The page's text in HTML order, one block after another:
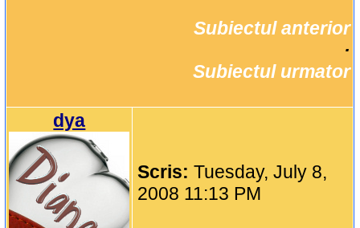
Subiectul anterior
Subiectul urmator
dya
Scris:Tuesday, July 8,
2008 11:13 PM